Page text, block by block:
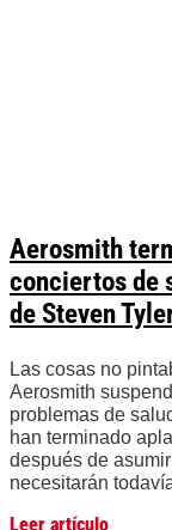
Aerosmith
conciertos de
de Steven
Las cosas no
Aerosmith
problemas de
han terminado
después de
necesitarán
Leer artículo